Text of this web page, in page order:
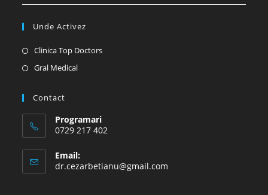
Unde Activez
Clinica Top DoctorsOpens
Gral MedicalOpens
tab
Contact
Programari
0729 217 402
Email:
dr.cezarbetianu@gmail.com